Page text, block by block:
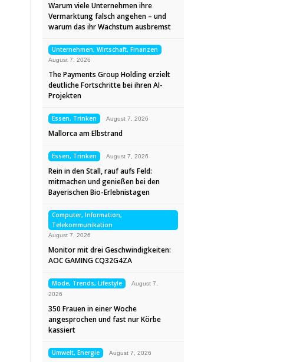
Warum viele Unternehmen ihre
Vermarktung falsch angehen – und
warum das ihr Wachstum ausbremst
Unternehmen, Wirtschaft, Finanzen
August 7, 2026
The Payments Group Holding erzielt
deutliche Fortschritte bei ihren AI-
Projekten
Essen, Trinken August 7, 2026
Mallorca am Elbstrand
Essen, Trinken August 7, 2026
Rein in den Stall, rauf aufs Feld:
mitmachen und genießen bei den
Bayerischen Bio-Erlebnistagen
Computer, Information,
Telekommunikation
August 7, 2026
Monitor mit drei Geschwindigkeiten:
AOC GAMING CQ32G4ZA
Mode, Trends, Lifestyle
August 7,
2026
350 Frauen in einer Woche
angesprochen und fast nur Körbe
kassiert
Umwelt, Energie August 7, 2026